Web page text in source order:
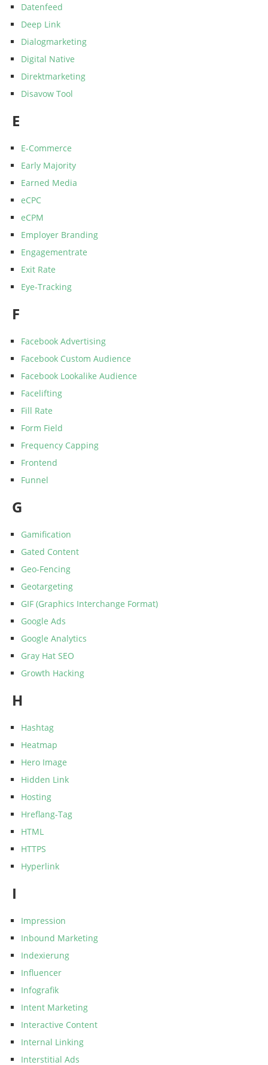
Datenfeed
Deep Link
Dialogmarketing
Digital Native
Direktmarketing
Disavow Tool
E
E-Commerce
Early Majority
Earned Media
eCPC
eCPM
Employer Branding
Engagementrate
Exit Rate
Eye-Tracking
F
Facebook Advertising
Facebook Custom Audience
Facebook Lookalike Audience
Facelifting
Fill Rate
Form Field
Frequency Capping
Frontend
Funnel
G
Gamification
Gated Content
Geo-Fencing
Geotargeting
GIF (Graphics Interchange Format)
Google Ads
Google Analytics
Gray Hat SEO
Growth Hacking
H
Hashtag
Heatmap
Hero Image
Hidden Link
Hosting
Hreflang-Tag
HTML
HTTPS
Hyperlink
I
Impression
Inbound Marketing
Indexierung
Influencer
Infografik
Intent Marketing
Interactive Content
Internal Linking
Interstitial Ads